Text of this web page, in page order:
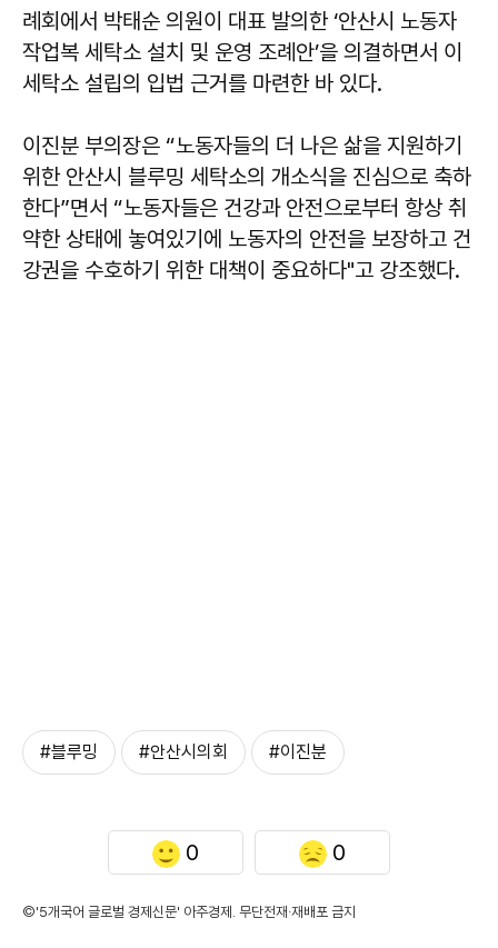
례회에서 박태순 의원이 대표 발의한 ‘안산시 노동자
작업복 세탁소 설치 및 운영 조례안’을 의결하면서 이
세탁소 설립의 입법 근거를 마련한 바 있다.
이진분 부의장은 “노동자들의 더 나은 삶을 지원하기
위한 안산시 블루밍 세탁소의 개소식을 진심으로 축하
한다”면서 “노동자들은 건강과 안전으로부터 항상 취
약한 상태에 놓여있기에 노동자의 안전을 보장하고 건
강권을 수호하기 위한 대책이 중요하다"고 강조했다.
#블루밍 #안산시의회 #이진분
0 0
©'5개국어 글로벌 경제신문' 아주경제. 무단전재·재배포 금지